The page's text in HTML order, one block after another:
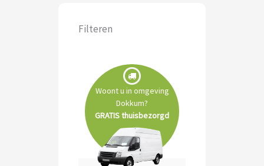
Filteren
Woont u in omgeving
Dokkum?
GRATIS thuisbezorgd